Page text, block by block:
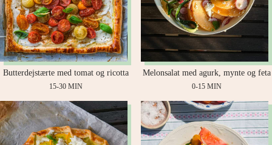
Butterdejstærte med tomat og ricotta
15-30 MIN
Melonsalat med agurk, mynte og feta
0-15 MIN